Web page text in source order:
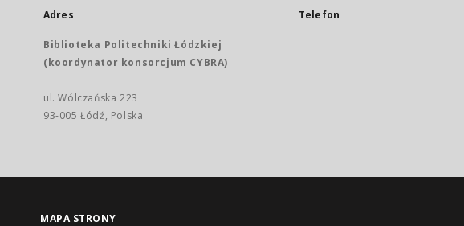
Adres
Biblioteka Politechniki Łódzkiej
(koordynator konsorcjum CYBRA)
ul. Wólczańska 223
93-005 Łódź, Polska
Telefon
MAPA STRONY